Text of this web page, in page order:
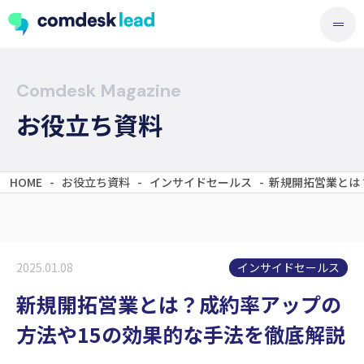
Comdesk Magazine
お役立ち資料
HOME - お役立ち資料 - インサイドセールス - 新規開拓営業と
2025.01.08 インサイドセールス
新規開拓営業とは？成約率アップの
方法や15の効果的な手法を徹底解説